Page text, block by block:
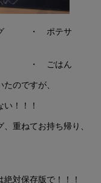
・ ポテサ
・ ごはん
のですが、
！！！
重ねてお持ち帰り、
対保存版で！！！